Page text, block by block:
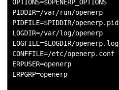
OPTIONS=$OPENERP_OPTIONS
PIDDIR=/var/run/openerp
PIDFILE=$PIDDIR/openerp.pid
LOGDIR=/var/log/openerp
LOGFILE=$LOGDIR/openerp.log
CONFFILE=/etc/openerp.conf
ERPUSER=openerp
ERPGRP=openerp